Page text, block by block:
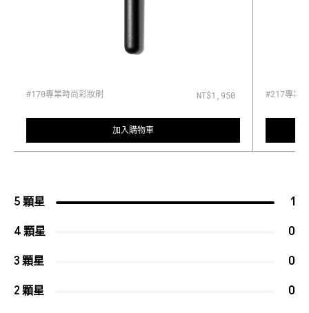
#170專業時尚彩妝刷 NT$1,950
加入購物車
#217專業
5 顆星 1
4 顆星 0
3 顆星 0
2 顆星 0